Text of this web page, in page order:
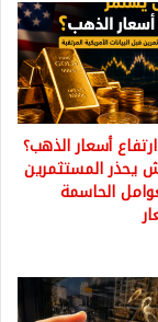
أسعار الذهب؟
يحذر المستثمرين
الحاسمة